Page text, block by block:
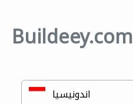
Buildeey.com